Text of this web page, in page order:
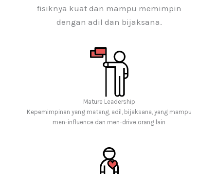
fisiknya kuat dan mampu memimpin
dengan adil dan bijaksana.
Mature Leadership
Kepemimpinan yang matang, adil, bijaksana, yang mampu
men-influence dan men-drive orang lain